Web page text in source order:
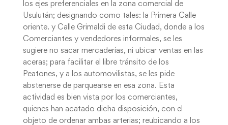
los ejes preferenciales en la zona comercial de
Usulután; designando como tales: la Primera Calle
oriente. y Calle Grimaldi de esta Ciudad, donde a los
Comerciantes y vendedores informales, se les
sugiere no sacar mercaderías, ni ubicar ventas en las
aceras; para facilitar el libre tránsito de los
Peatones, y a los automovilistas, se les pide
abstenerse de parquearse en esa zona. Esta
actividad es bien vista por los comerciantes,
quienes han acatado dicha disposición, con el
objeto de ordenar ambas arterias; reubicando a los